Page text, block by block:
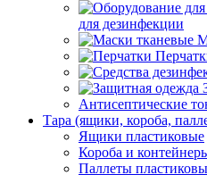
для дезинфекции
Антисептические
Тара (ящики, короба,
Ящики пластиковые
Короба и
Паллеты